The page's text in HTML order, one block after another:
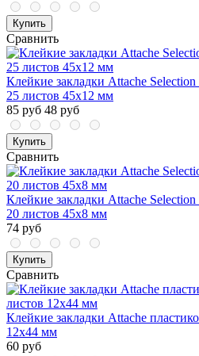
Купить
Сравнить
Клейкие закладки Attache
25 листов 45x12 мм
85 руб 48 руб
Купить
Сравнить
Клейкие закладки Attache
20 листов 45x8 мм
74 руб
Купить
Сравнить
Клейкие закладки Attache
12х44 мм
60 руб